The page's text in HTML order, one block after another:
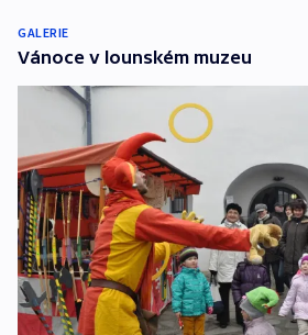
GALERIE
Vánoce v lounském muzeu